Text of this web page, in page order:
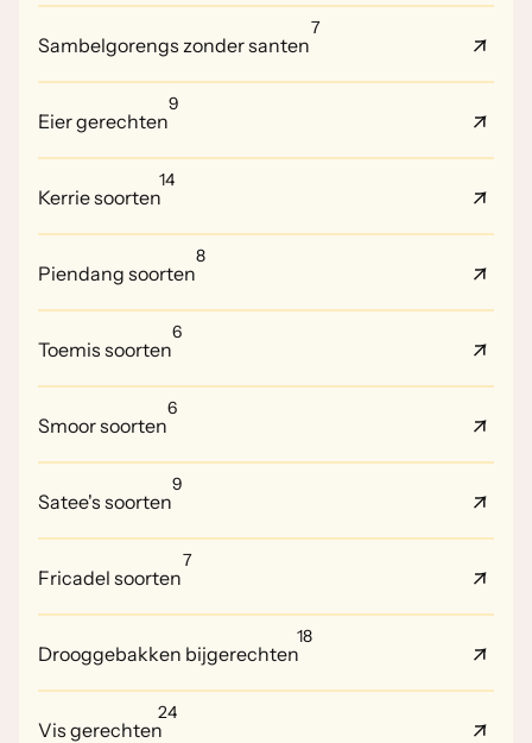
Sambelgorengs zonder santen
7
Eier gerechten
9
Kerrie soorten
14
Piendang soorten
8
Toemis soorten
6
Smoor soorten
6
Satee's soorten
9
Fricadel soorten
7
Drooggebakken bijgerechten
18
Vis gerechten
24